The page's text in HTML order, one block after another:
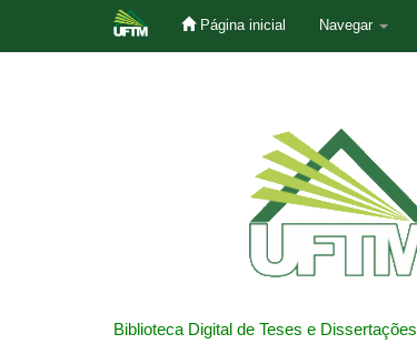
Página inicial Navegar
Biblioteca Digital de Teses e Dissertações